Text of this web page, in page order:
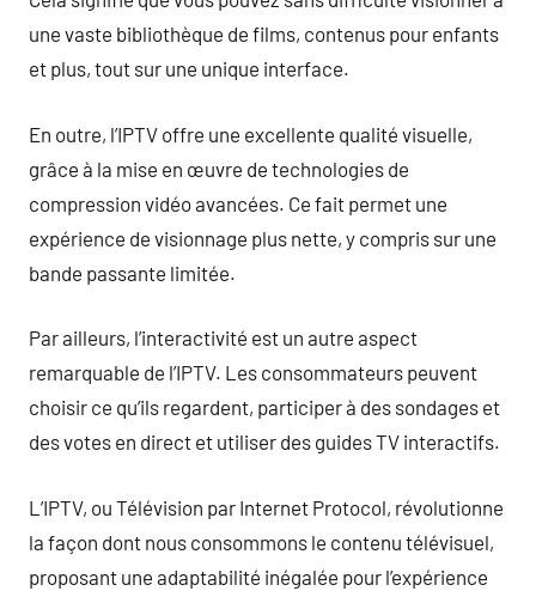
une vaste bibliothèque de films, contenus pour enfants
et plus, tout sur une unique interface.
En outre, l’IPTV offre une excellente qualité visuelle,
grâce à la mise en œuvre de technologies de
compression vidéo avancées. Ce fait permet une
expérience de visionnage plus nette, y compris sur une
bande passante limitée.
Par ailleurs, l’interactivité est un autre aspect
remarquable de l’IPTV. Les consommateurs peuvent
choisir ce qu’ils regardent, participer à des sondages et
des votes en direct et utiliser des guides TV interactifs.
L’IPTV, ou Télévision par Internet Protocol, révolutionne
la façon dont nous consommons le contenu télévisuel,
proposant une adaptabilité inégalée pour l’expérience